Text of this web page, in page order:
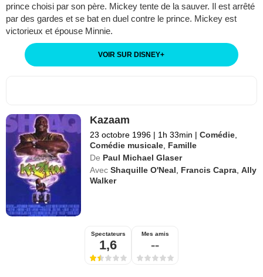
prince choisi par son père. Mickey tente de la sauver. Il est arrêté
par des gardes et se bat en duel contre le prince. Mickey est
victorieux et épouse Minnie.
VOIR SUR DISNEY+
Kazaam
23 octobre 1996 | 1h 33min | Comédie
Comédie musicale Famille
De Paul Michael Glaser
Avec Shaquille O'Neal Francis Capra ,Ally
Walker
Spectateurs
1,6
Mes amis
--